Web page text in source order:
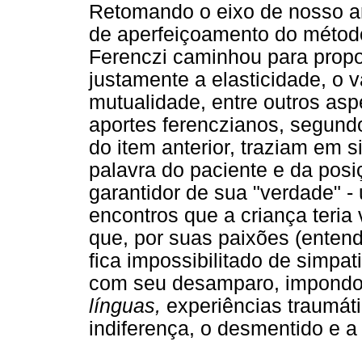
Retomando o eixo de nosso
de aperfeiçoamento do
Ferenczi caminhou para
justamente a elasticidade, o
mutualidade, entre outros
aportes ferenczianos,
do item anterior, traziam em
palavra do paciente e da
garantidor de sua "verdade"
encontros que a criança
que, por suas paixões
fica impossibilitado de
com seu desamparo,
línguas, experiências
indiferença, o desmentido e